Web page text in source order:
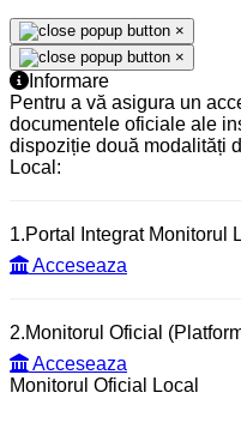
×
×
Informare
Pentru a vă asigura un
documentele oficiale ale
dispoziție două modalități
Local:
1.Portal Integrat Monitorul
Acceseaza
2.Monitorul Oficial
Acceseaza
Monitorul Oficial Local